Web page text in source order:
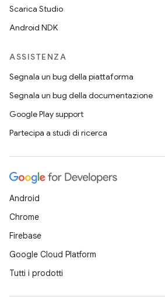
Scarica Studio
Android NDK
ASSISTENZA
Segnala un bug della piattaforma
Segnala un bug della documentazione
Google Play support
Partecipa a studi di ricerca
Android
Chrome
Firebase
Google Cloud Platform
Tutti i prodotti